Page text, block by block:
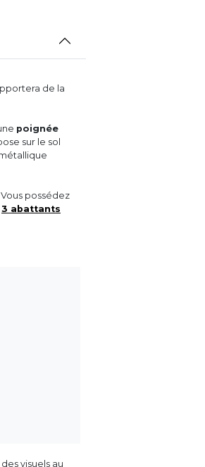
de la
poignée
sur le sol
possédez
3 abattants
visuels au